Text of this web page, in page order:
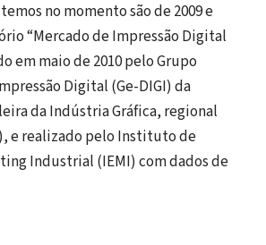
no momento são de 2009 e
“Mercado de Impressão Digital
em maio de 2010 pelo Grupo
Digital (Ge-DIGI) da
da Indústria Gráfica, regional
e realizado pelo Instituto de
Industrial (IEMI) com dados de